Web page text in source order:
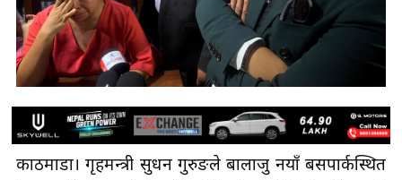
काठमाडौँ। गृहमन्त्री सुधन गुरुङले बालाजु नयाँ बसपार्कस्थित